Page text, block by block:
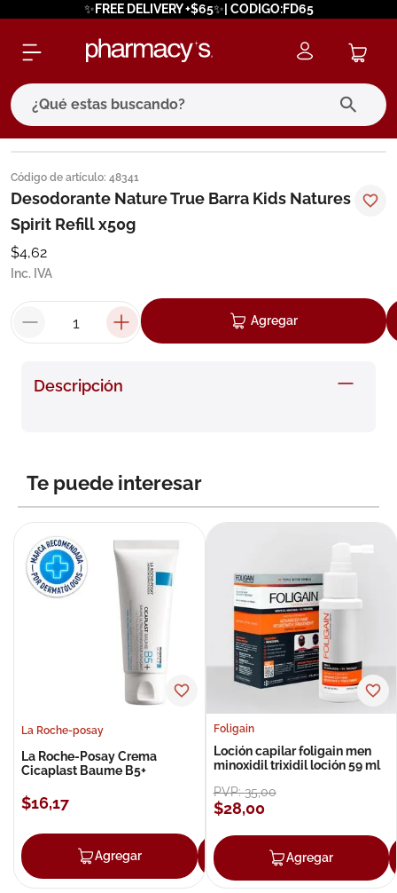
✨FREE DELIVERY +$65✨| CODIGO:FD65
¿Qué estas buscando?
Código de artículo: 48341
Desodorante Nature True Barra Kids Natures
Spirit Refill x50g
$4,62
Inc. IVA
Agregar
Descripción
Te puede interesar
La Roche-posay
La Roche-Posay Crema
Cicaplast Baume B5+
$16,17
Agregar Agregar
Foligain
Loción capilar foligain men
minoxidil trixidil loción 59 ml
PVP:35,00
$28,00
Agregar
términos más buscados
1. eucerin
2. protector solar
3
cerave
7. isdin
10 .pañales